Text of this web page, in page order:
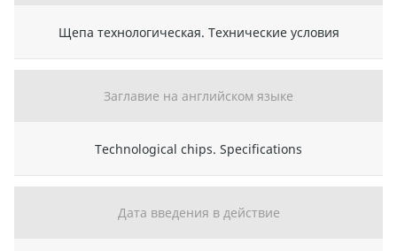
Щепа технологическая. Технические условия
Заглавие на английском языке
Technological chips. Specifications
Дата введения в действие